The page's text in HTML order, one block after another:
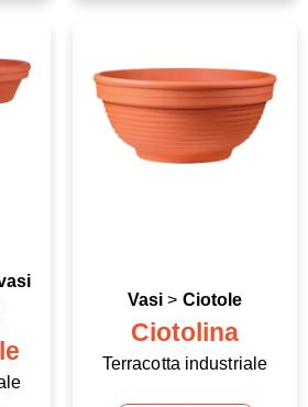
Vasi > Ciotole
Ciotolina
Terracotta industriale